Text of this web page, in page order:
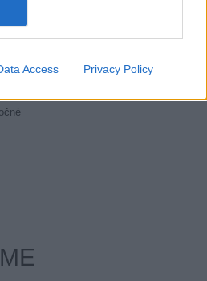
Access Privacy Policy